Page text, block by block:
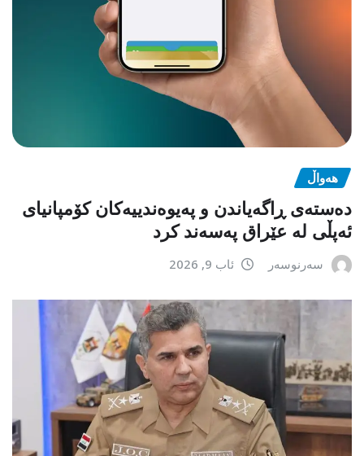
هەواڵ
دەستەی ڕاگەیاندن و پەیوەندییەکان کۆمپانیای
ئەپڵی لە عێراق پەسەند کرد
سەرنوسەر ئاب 9, 2026